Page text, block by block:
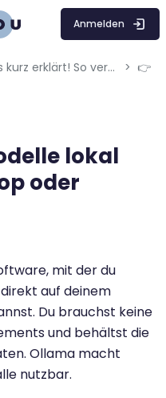
Anmelden
KI-Tools kurz erklärt! So verwendest du ChatGPT, Leonardo.AI & Co.
lokal
oder
mit der du
auf deinem
Du brauchst keine
und behältst die
Ollama macht
nutzbar.